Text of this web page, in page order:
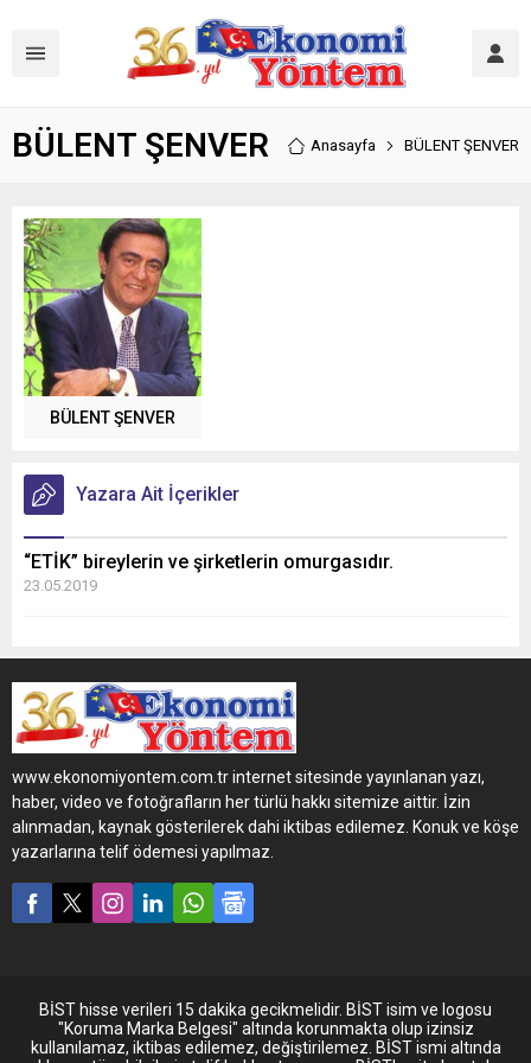
BÜLENT ŞENVER Anasayfa BÜLENT ŞENVER
BÜLENT ŞENVER
Yazara Ait İçerikler
“ETİK” bireylerin ve şirketlerin omurgasıdır.
23.05.2019
www.ekonomiyontem.com.tr internet sitesinde yayınlanan yazı,
haber, video ve fotoğrafların her türlü hakkı sitemize aittir. İzin
alınmadan, kaynak gösterilerek dahi iktibas edilemez. Konuk ve köşe
yazarlarına telif ödemesi yapılmaz.
BİST hisse verileri 15 dakika gecikmelidir. BİST isim ve logosu
"Koruma Marka Belgesi" altında korunmakta olup izinsiz
kullanılamaz, iktibas edilemez, değiştirilemez. BİST ismi altında